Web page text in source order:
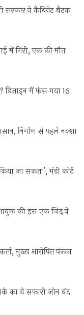
सरकार ने कैबिनेट बैठक
में गिरी, एक की मौत
डिजाइन में फंस गया 16
निर्माण से पहले नक्शा
जा सकता’, मंडी कोर्ट
की इस एक जिद ने
मुख्य आरोपित पंकज
का ये सफारी जोन बंद